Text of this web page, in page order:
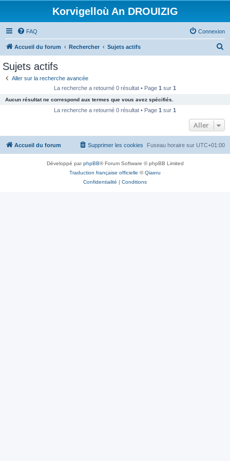
Korvigelloù An DROUIZIG
FAQ Connexion
Accueil du forum Rechercher Sujets actifs
c
e
Sujets actifs
Aller sur la recherche avancée
La recherche a retourné 0 résultat • Page 1 sur 1
Aucun résultat ne correspond aux termes que vous avez spécifiés.
La recherche a retourné 0 résultat • Page 1 sur 1
Aller
Accueil du forum Fuseau horaire sur UTC+01:00
Supprimer les cookies
Développé parphpBB® Forum Software © phpBB Limited
Traduction française officielle ©Qiaeru
Confidentialité | Conditions